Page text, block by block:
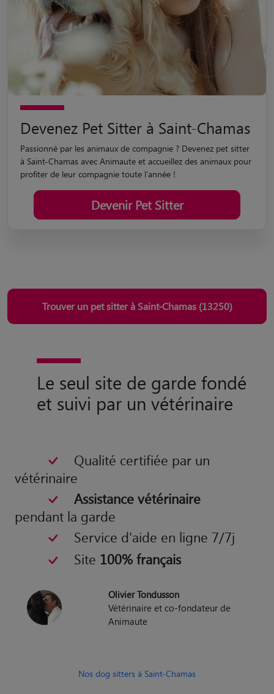
Devenez Pet Sitter à Saint-Chamas
Passionné par les animaux de compagnie ? Devenez pet sitter
à Saint-Chamas avec Animaute et accueillez des animaux pour
profiter de leur compagnie toute l'année !
Devenir Pet Sitter
Trouver un pet sitter à Saint-Chamas (13250)
Le seul site de garde fondé
et suivi par un vétérinaire
Qualité certifiée par un
vétérinaire
Assistance vétérinaire
pendant la garde
Service d'aide en ligne 7/7j
Site 100% français
Olivier Tondusson
Vétérinaire et co-fondateur de
Animaute
Nos dog sitters à Saint-Chamas